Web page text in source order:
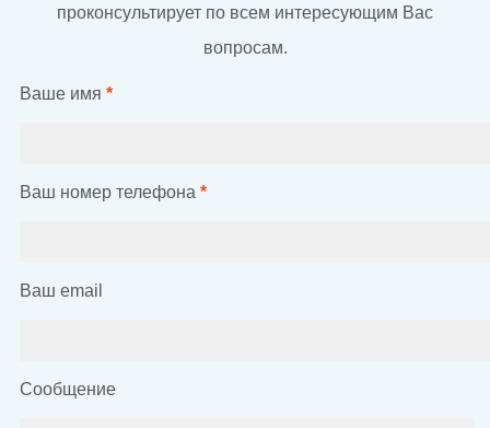
проконсультирует по всем интересующим Вас
вопросам.
Ваше имя *
Ваш номер телефона *
Ваш email
Сообщение